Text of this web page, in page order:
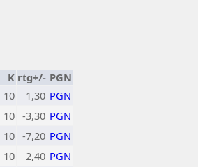
K rtg+/- PGN
10 1,30 PGN
10 -3,30 PGN
10 -7,20 PGN
10 2,40 PGN